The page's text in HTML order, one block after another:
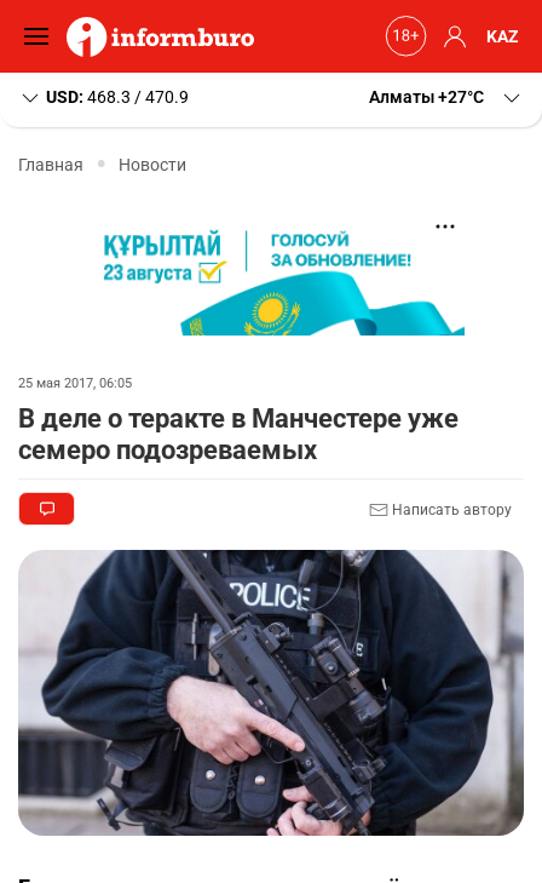
KAZ
USD: 468.3 / 470.9 Алматы+27 C
Главная Новости
25 мая 2017, 06:05
В деле о теракте в Манчестере уже
семеро подозреваемых
Написать автору